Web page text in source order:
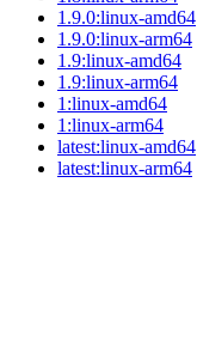
1.9.0:linux-amd64
1.9.0:linux-arm64
1.9:linux-amd64
1.9:linux-arm64
1:linux-amd64
1:linux-arm64
latest:linux-amd64
latest:linux-arm64